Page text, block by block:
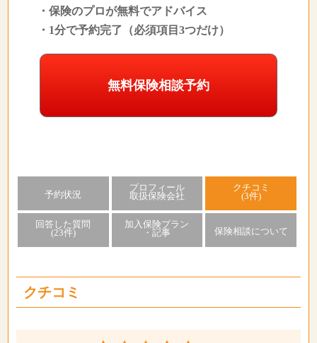
・保険のプロが無料でアドバイス
・1分で予約完了（必須項目3つだけ）
無料保険相談予約
予約状況
プロフィール
取扱保険会社
クチコミ
(3件)
回答した質問
(23件)
加入保険プラン
・記事
保険相談について
クチコミ